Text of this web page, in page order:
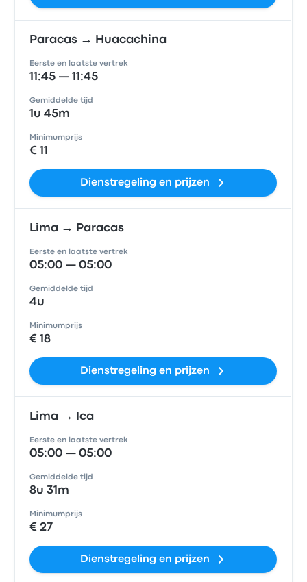
Paracas → Huacachina
Eerste en laatste vertrek
11:45 — 11:45
Gemiddelde tijd
1u 45m
Minimumprijs
€ 11
Dienstregeling en prijzen
Lima → Paracas
Eerste en laatste vertrek
05:00 — 05:00
Gemiddelde tijd
4u
Minimumprijs
€ 18
Dienstregeling en prijzen
Lima → Ica
Eerste en laatste vertrek
05:00 — 05:00
Gemiddelde tijd
8u 31m
Minimumprijs
€ 27
Dienstregeling en prijzen